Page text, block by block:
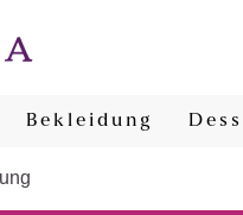
Bekleidung